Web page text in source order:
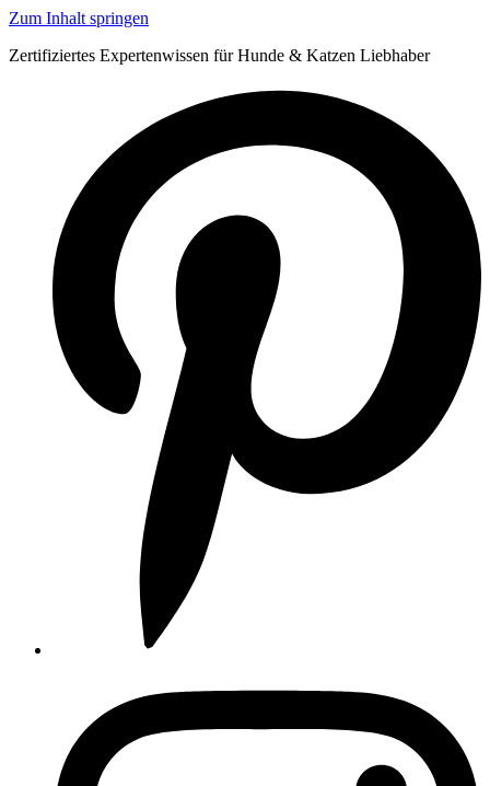
Zum Inhalt springen
Zertifiziertes Expertenwissen für Hunde & Katzen Liebhaber